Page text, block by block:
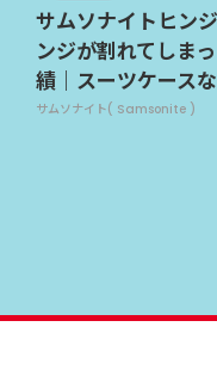
サムソナイトヒン
ンジが割れてしま
績｜スーツケース
サムソナイト( Samsonite )